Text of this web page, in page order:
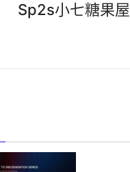
Sp2s小七糖果屋